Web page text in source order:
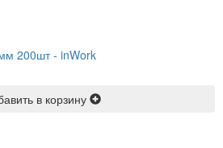
200шт - inWork
в корзину